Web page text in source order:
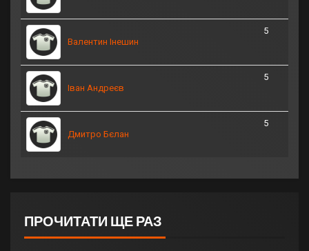
Валентин Інешин
5
Іван Андреєв
5
Дмитро Бєлан
5
ПРОЧИТАТИ ЩЕ РАЗ